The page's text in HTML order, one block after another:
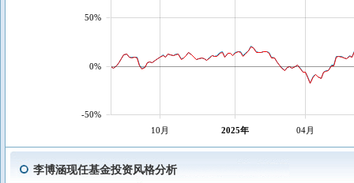
10月 2025年 04月
-50%
0%
50%
李博涵现任基金投资风格分析